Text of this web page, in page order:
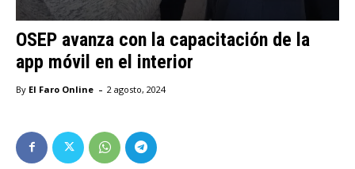
OSEP avanza con la capacitación de la
app móvil en el interior
By El Faro Online - 2 agosto, 2024